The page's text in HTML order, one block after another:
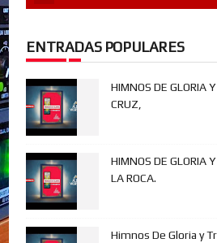
ENTRADAS POPULARES
HIMNOS DE GLORIA
CRUZ,
HIMNOS DE GLORIA
LA ROCA.
Himnos De Gloria y